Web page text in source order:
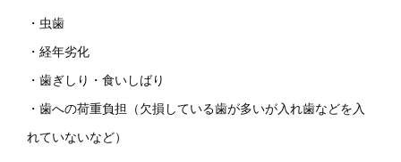
・虫歯
・経年劣化
・歯ぎしり・食いしばり
・歯への荷重負担（欠損している歯が多いが入れ歯などを入
れていないなど）